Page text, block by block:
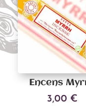
Encens
3,00 €